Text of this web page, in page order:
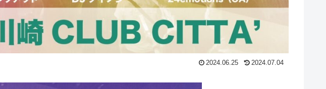
2024.06.25 2024.07.04